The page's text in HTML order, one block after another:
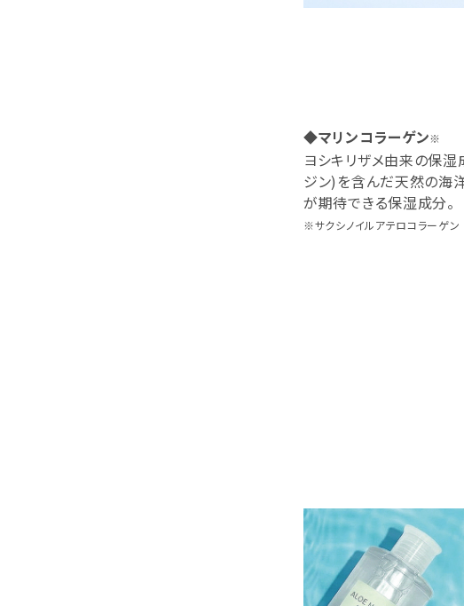
◆マリンコラーゲン※
ヨシキリザメ由来の保湿
ジン)を含んだ天然の海
が期待できる保湿成分。
※サクシノイルアテロコラーゲン